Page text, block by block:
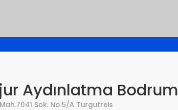
Aydınlatma Bodrum
Sok. No:5/A Turgutreis